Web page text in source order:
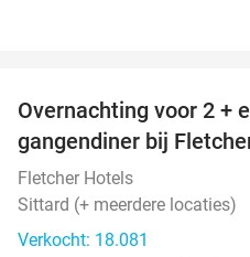
Overnachting voor 2 +
gangendiner bij
Fletcher Hotels
Sittard (+ meerdere locaties)
Verkocht: 18.081